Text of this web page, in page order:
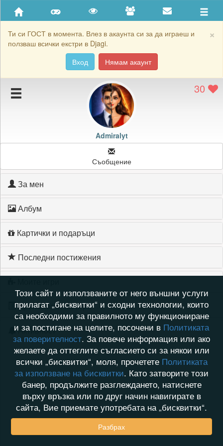
×
Ти си ГОСТ в момента. Влез в акаунта си за да играеш и
ползваш всички екстри в Djagi.
Вход
Нямам акаунт
Приятели
Хронология на игри
Подаръците на Admiralyt
Картичките на Admiralyt
30
Admiralyt
Съобщение
За мен
Албум
Картички и подаръци
Последни постижения
Хронология на игри
Активност
Този сайт и използваните от него външни услуги
прилагат „бисквитки“ и сходни технологии, които
са необходими за правилното му функциониране
и за постигане на целите, посочени в Политиката
за поверителност. За повече информация или ако
желаете да оттеглите съгласието си за някои или
всички „бисквитки“, моля, прочетете Политиката
за използване на бисквитки. Като затворите този
банер, продължите разглеждането, натиснете
върху връзка или по друг начин навигирате в
сайта, Вие приемате употребата на „бисквитки“.
Разбрах